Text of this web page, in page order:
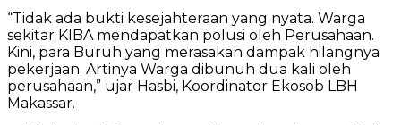
“Tidak ada bukti kesejahteraan yang nyata. Warga
sekitar KIBA mendapatkan polusi oleh Perusahaan.
Kini, para Buruh yang merasakan dampak hilangnya
pekerjaan. Artinya Warga dibunuh dua kali oleh
perusahaan,” ujar Hasbi, Koordinator Ekosob LBH
Makassar.